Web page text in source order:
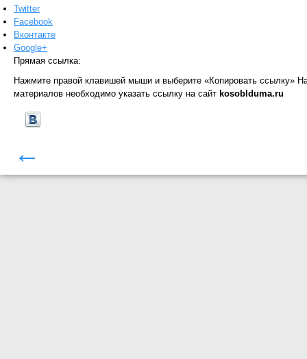
Twitter
Facebook
Вконтакте
Google+
Прямая ссылка:
Нажмите правой клавишей мыши и выберите «Копировать ссылку»
материалов необходимо указать ссылку на сайт kosoblduma.ru
←